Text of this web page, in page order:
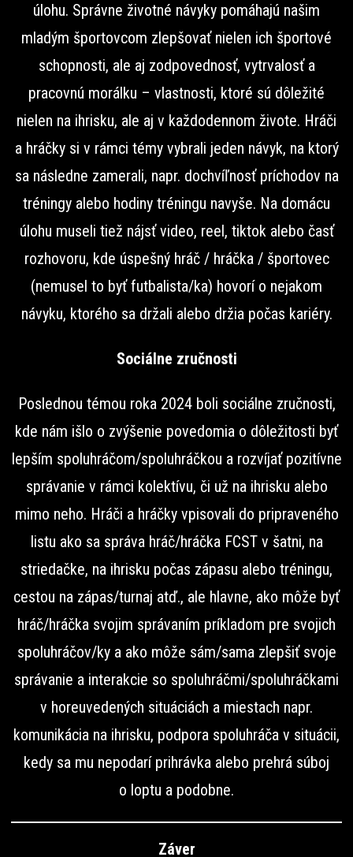
úlohu. Správne životné návyky pomáhajú našim
mladým športovcom zlepšovať nielen ich športové
schopnosti, ale aj zodpovednosť, vytrvalosť a
pracovnú morálku – vlastnosti, ktoré sú dôležité
nielen na ihrisku, ale aj v každodennom živote. Hráči
a hráčky si v rámci témy vybrali jeden návyk, na ktorý
sa následne zamerali, napr. dochvíľnosť príchodov na
tréningy alebo hodiny tréningu navyše. Na domácu
úlohu museli tiež nájsť video, reel, tiktok alebo časť
rozhovoru, kde úspešný hráč / hráčka / športovec
(nemusel to byť futbalista/ka) hovorí o nejakom
návyku, ktorého sa držali alebo držia počas kariéry.
Sociálne zručnosti
Poslednou témou roka 2024 boli sociálne zručnosti,
kde nám išlo o zvýšenie povedomia o dôležitosti byť
lepším spoluhráčom/spoluhráčkou a rozvíjať pozitívne
správanie v rámci kolektívu, či už na ihrisku alebo
mimo neho. Hráči a hráčky vpisovali do pripraveného
listu ako sa správa hráč/hráčka FCST v šatni, na
striedačke, na ihrisku počas zápasu alebo tréningu,
cestou na zápas/turnaj atď., ale hlavne, ako môže byť
hráč/hráčka svojim správaním príkladom pre svojich
spoluhráčov/ky a ako môže sám/sama zlepšiť svoje
správanie a interakcie so spoluhráčmi/spoluhráčkami
v horeuvedených situáciách a miestach napr.
komunikácia na ihrisku, podpora spoluhráča v situácii,
kedy sa mu nepodarí prihrávka alebo prehrá súboj
o loptu a podobne.
Záver